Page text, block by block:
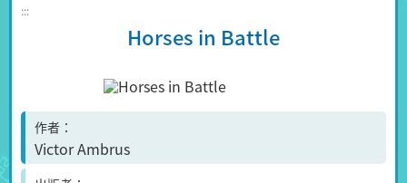
:::
Horses in Battle
作者
Victor Ambrus